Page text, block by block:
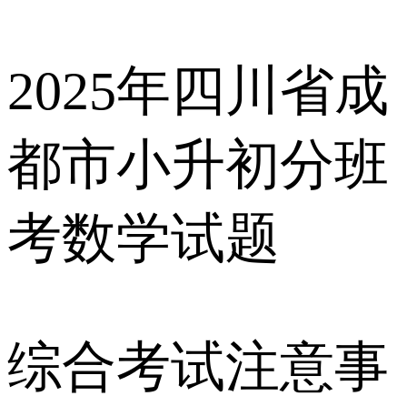
2025年四川省成
都市小升初分班
考数学试题
综合考试 注意事